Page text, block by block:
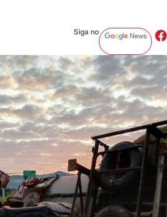
Siga no